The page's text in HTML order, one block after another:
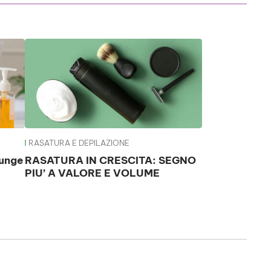
RASATURA E DEPILAZIONE
RASATURA IN CRESCITA: SEGNO
PIU’ A VALORE E VOLUME